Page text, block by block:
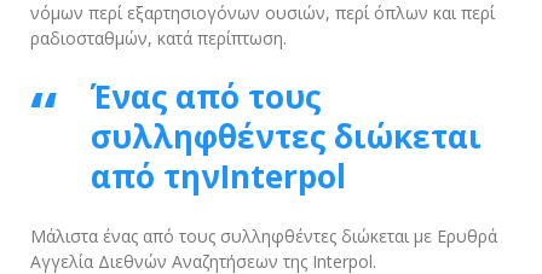
νόμων περί εξαρτησιογόνων ουσιών, περί όπλων και περί
ραδιοσταθμών, κατά περίπτωση.
Ένας από τους
συλληφθέντες διώκεται
από τηνInterpol
Μάλιστα ένας από τους συλληφθέντες διώκεται με Ερυθρά
Αγγελία Διεθνών Αναζητήσεων της Interpol.